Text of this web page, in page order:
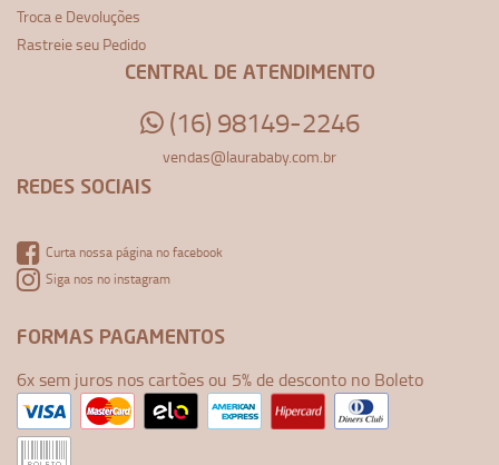
Troca e Devoluções
Rastreie seu Pedido
CENTRAL DE ATENDIMENTO
(16) 98149-2246
vendas@laurababy.com.br
REDES SOCIAIS
Curta nossa página no facebook
Siga nos no instagram
FORMAS PAGAMENTOS
6x sem juros nos cartões ou 5% de desconto no Boleto